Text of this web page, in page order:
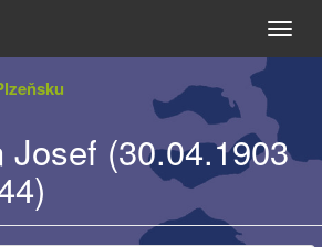
Josef (30.04.1903